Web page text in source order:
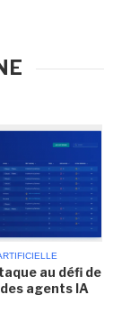
au défi de
agents IA